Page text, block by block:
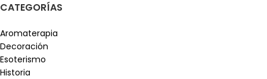
CATEGORÍAS
Aromaterapia
Decoración
Esoterismo
Historia